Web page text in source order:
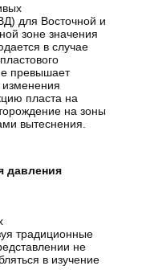
для Восточной и
зоне значения
в случае
превышает
изменения
пласта на
на зоны
вытеснения.
давления
традиционные
не
в изучение